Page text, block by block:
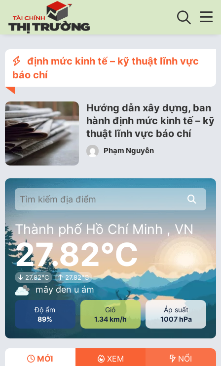
định mức kinh tế – kỹ thuật lĩnh vực
báo chí
Hướng dẫn xây dựng, ban
hành định mức kinh tế – kỹ
thuật lĩnh vực báo chí
Phạm Nguyễn
Thành phố Hồ Chí Minh , VN
27.82°C
27.82°C 27.82°C
mây đen u ám
Độ ẩm
89%
Gió
1.34 km/h
Áp suất
1007 hPa
MỚI XEM NỔI